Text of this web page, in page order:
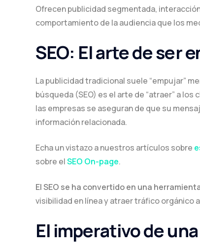
Ofrecen publicidad segmentada,
comportamiento de la audiencia que los
SEO: El arte de ser
La publicidad tradicional suele “empujar”
búsqueda (SEO) es el arte de “atraer” a
las empresas se aseguran de que su
información relacionada.
Echa un vistazo a nuestros artículos sobre
sobre elSEO On-page.
El SEO se ha convertido en una
visibilidad en línea y atraer tráfico orgánico
El imperativo de